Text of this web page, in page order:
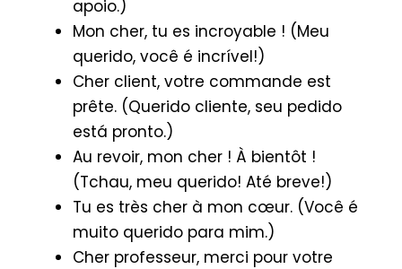
apoio.)
Mon cher, tu es incroyable ! (Meu
querido, você é incrível!)
Cher client, votre commande est
prête. (Querido cliente, seu pedido
está pronto.)
Au revoir, mon cher ! À bientôt !
(Tchau, meu querido! Até breve!)
Tu es très cher à mon cœur. (Você é
muito querido para mim.)
Cher professeur, merci pour votre